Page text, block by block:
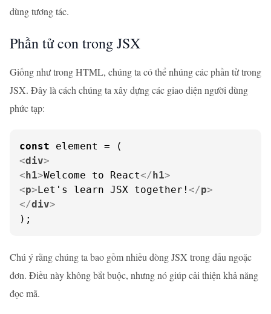
dùng tương tác.
Phần tử con trong JSX
Giống như trong HTML, chúng ta có thể nhúng các phần tử trong
JSX. Đây là cách chúng ta xây dựng các giao diện người dùng
phức tạp:
const
<div>
<h1>Welcome to React</h1>
<p>Let's learn JSX together! </p>
</div>
);
Chú ý rằng chúng ta bao gồm nhiều dòng JSX trong dấu ngoặc
đơn. Điều này không bắt buộc, nhưng nó giúp cải thiện khả năng
đọc mã.